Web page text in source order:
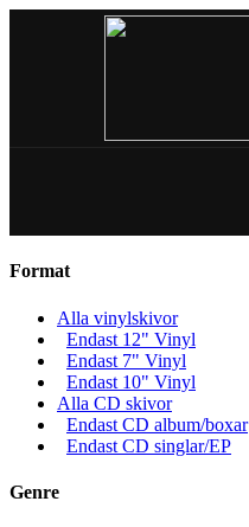
Format
Alla vinylskivor
Endast 12" Vinyl
Endast 7" Vinyl
Endast 10" Vinyl
Alla CD skivor
Endast CD album/boxar
Endast CD singlar/EP
Genre